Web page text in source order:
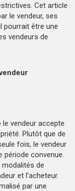
Cet article
le vendeur, ses
pourrait être une
vendeurs de
le vendeur accepte
Plutôt que de
fois, le vendeur
convenue.
modalités de
et l’acheteur.
par une